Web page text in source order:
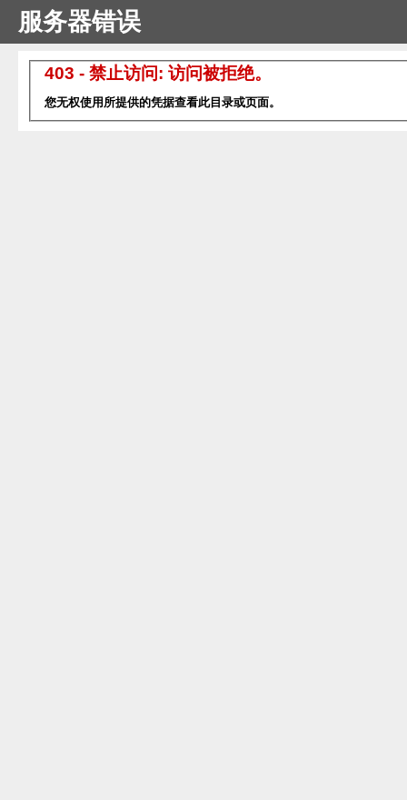
服务器错误
403 - 禁止访问: 访问被拒绝。
您无权使用所提供的凭据查看此目录或页面。